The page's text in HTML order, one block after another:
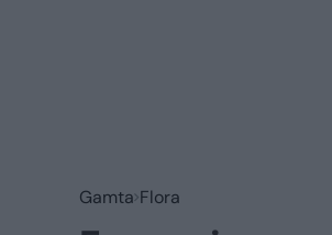
Gamta Flora